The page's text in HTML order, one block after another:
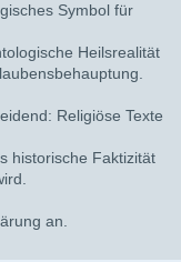
Symbol für
Heilsrealität
Religiöse Texte
historische Faktizität
an.